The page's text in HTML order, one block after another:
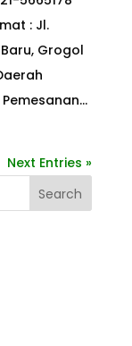
: Jl.
Grogol
Next Entries »